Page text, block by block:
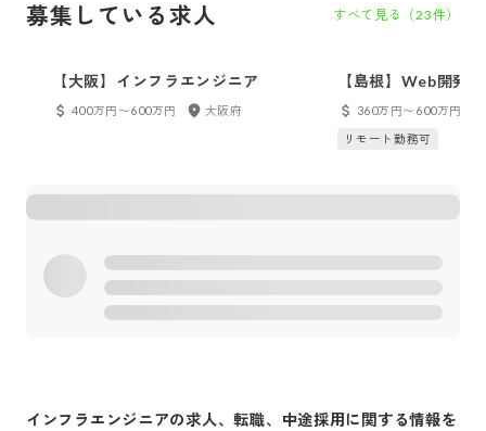
募集している求人 すべて見る（23件）
【大阪】インフラエンジニア
400万円〜600万円 大阪府
【島根】Web開発
業部）／オープン
系SE・PG、汎用系
360万円〜600万円
リモート勤務可
インフラエンジニアの求人、転職、中途採用に関する情報を